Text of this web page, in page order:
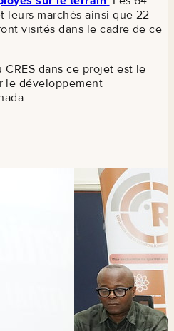
leurs marchés ainsi que 22
visités dans le cadre de ce
dans ce projet est le
le développement